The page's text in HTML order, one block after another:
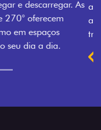
Ducato facilita o
e tornando o
que você esteja.